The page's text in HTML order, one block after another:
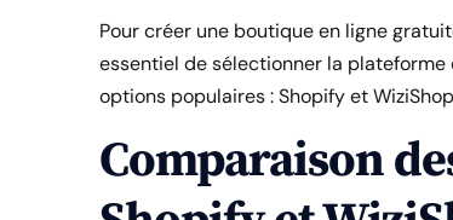
Pour créer une boutique en ligne
essentiel de sélectionner la
options populaires : Shopify et
Comparaison